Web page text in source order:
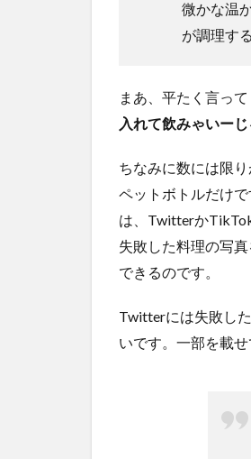
微かな温
が調理す
まあ、平たく言っ
入れて飲みゃいーじ
ちなみに数には限
ペットボトルだけ
は、Twitterか
失敗した料理の写
できるのです。
Twitterには失敗し
いです。一部を載せ